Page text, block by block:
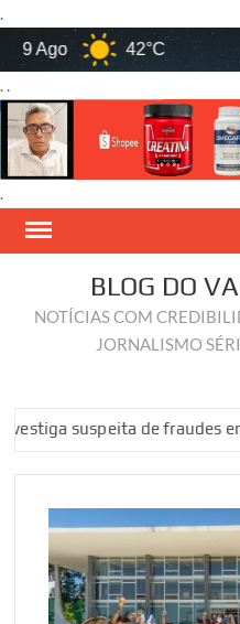
.
42°C 10
. .
.
Skip
BLOG DO
NOTÍCIAS COM
JORNALISMO
de fraudes em